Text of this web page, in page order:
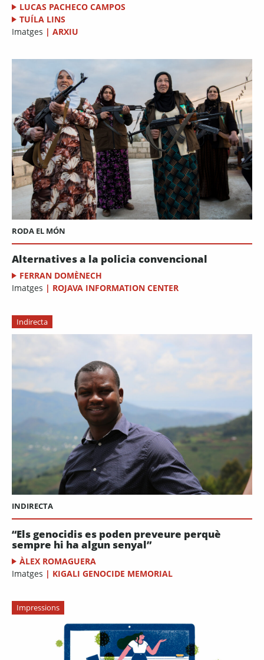
LUCAS PACHECO CAMPOS
TUÍLA LINS
Imatges | ARXIU
RODA EL MÓN
Alternatives a la policia convencional
FERRAN DOMÈNECH
Imatges | ROJAVA INFORMATION CENTER
Indirecta
INDIRECTA
“Els genocidis es poden preveure perquè
sempre hi ha algun senyal”
ÀLEX ROMAGUERA
Imatges | KIGALI GENOCIDE MEMORIAL
Impressions